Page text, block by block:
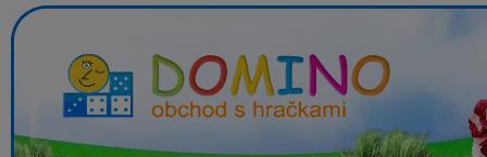
Domino - obchod s hračkami